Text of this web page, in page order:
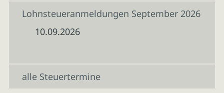
Lohnsteueranmeldungen September 2026
10.09.2026
alle Steuertermine